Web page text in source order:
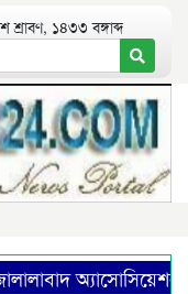
১৪৩৩ বঙ্গাব্দ
অ্যাসোসিয়েশন